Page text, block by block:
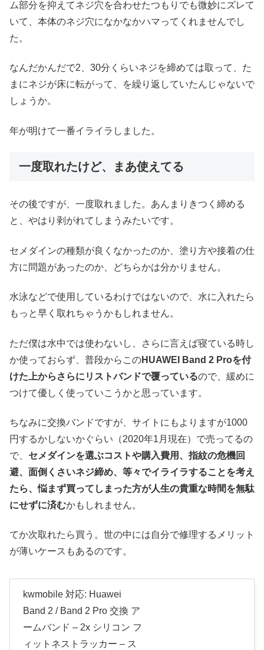
ム部分を抑えてネジ穴を合わせたつもりでも微妙にズレて
いて、本体のネジ穴になかなかハマってくれませんでし
た。
なんだかんだで2、30分くらいネジを締めては取って、た
まにネジが床に転がって、を繰り返していたんじゃないで
しょうか。
年が明けて一番イライラしました。
一度取れたけど、まあ使えてる
その後ですが、一度取れました。あんまりきつく締める
と、やはり剥がれてしまうみたいです。
セメダインの種類が良くなかったのか、塗り方や接着の仕
方に問題があったのか、どちらかは分かりません。
水泳などで使用しているわけではないので、水に入れたら
もっと早く取れちゃうかもしれません。
ただ僕は水中では使わないし、さらに言えば寝ている時し
か使っておらず、普段からこのHUAWEI Band 2 Proを付
けた上からさらにリストバンドで覆っているので、緩めに
つけて優しく使っていこうかと思っています。
ちなみに交換バンドですが、サイトにもよりますが1000
円するかしないかぐらい（2020年1月現在）で売ってるの
で、 セメダインを選ぶコストや購入費用、指紋の危機回
避、面倒くさいネジ締め、等々でイライラすることを考え
たら、悩まず買ってしまった方が人生の貴重な時間を無駄
にせずに済むかもしれません。
てか次取れたら買う。世の中には自分で修理するメリット
が薄いケースもあるのです。
kwmobile 対応: Huawei
Band 2 / Band 2 Pro 交換 ア
ームバンド – 2x シリコン フ
ィットネストラッカー – ス